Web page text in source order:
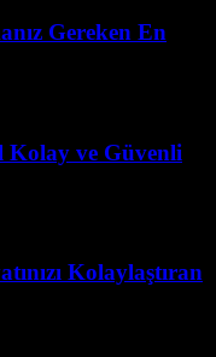
Gereken En
Kolay ve Güvenli
Kolaylaştıran